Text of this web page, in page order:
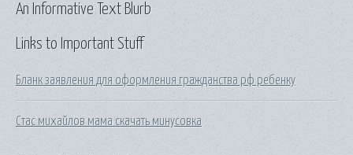
Links to Important Stuff
Бланк заявления для оформления гражданства рф ребенку
Стас михайлов мама скачать минусовка
An Informative Text Blurb